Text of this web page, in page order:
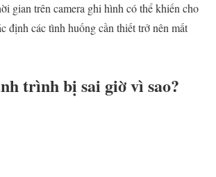
gian trên camera ghi hình có thể khiến cho
định các tình huống cần thiết trở nên mất
trình bị sai giờ vì sao?